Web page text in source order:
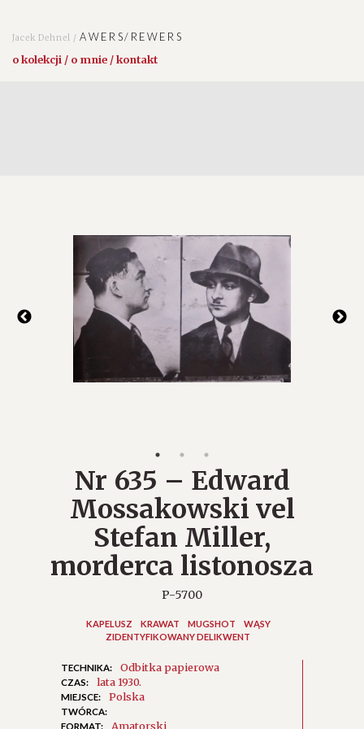
Jacek Dehnel /AWERS/REWERS
o kolekcji / o mnie / kontakt
Nr 635 – Edward
Mossakowski vel
Stefan Miller,
morderca listonosza
P-5700
KAPELUSZ KRAWAT MUGSHOT
WĄSY
ZIDENTYFIKOWANY DELIKWENT
TECHNIKA: Odbitka papierowa
CZAS: lata 1930.
MIEJSCE: Polska
TWÓRCA:
FORMAT:
Amatorski